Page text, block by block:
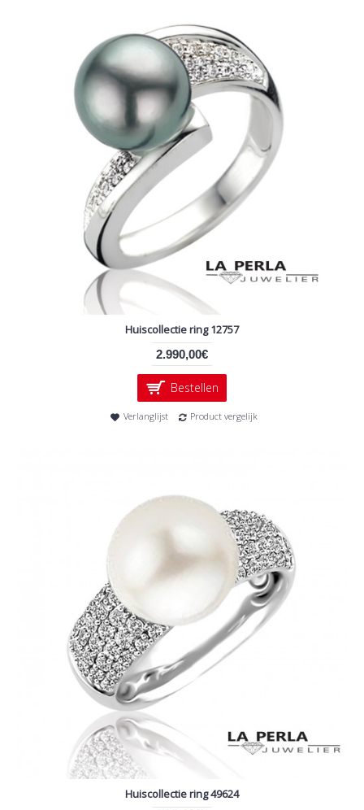
Huiscollectie ring 12757
2.990,00€
Bestellen
Verlanglijst Product vergelijk
Huiscollectie ring 49624